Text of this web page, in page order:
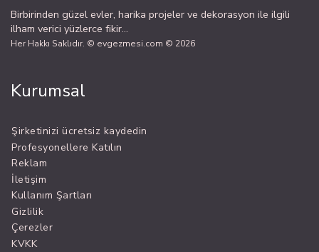
Birbirinden güzel evler, harika projeler ve dekorasyon ile ilgili
ilham verici yüzlerce fikir...
Her Hakkı Saklıdır. © evgezmesi.com © 2026
Kurumsal
Şirketinizi ücretsiz kaydedin
Profesyonellere Katılın
Reklam
İletişim
Kullanım Şartları
Gizlilik
Çerezler
KVKK